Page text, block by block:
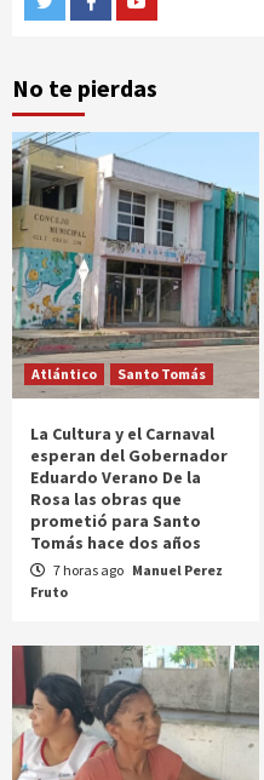
No te pierdas
Atlántico Santo Tomás
La Cultura y el Carnaval
esperan del Gobernador
Eduardo Verano De la
Rosa las obras que
prometió para Santo
Tomás hace dos años
7 horas ago Manuel Perez
Fruto